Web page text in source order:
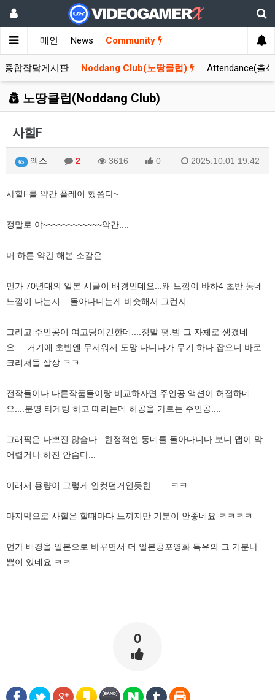
메인 News Community
종합잡담게시판 Noddang Club(노땅클럽) Attendance(출
노땅클럽(Noddang Club)
사힐F
65 엑스 2 3616 0 2025.10.01 19:42
사힐F를 약간 플레이 했씀다~
정말로 야~~~~~~~~~~~~악간....
머 하튼 약간 해본 소감은.........
먼가 70년대의 일본 시골이 배경인데요...왜 느낌이 바하4 초반 동네
느낌이 나는지....돌아다니는게 비슷해서 그런지....
그리고 주인공이 여고딩이긴한데....정말 평.범 그 자체로 생겼네
요.... 거기에 초반엔 무서워서 도망 다니다가 무기 하나 잡으니 바로
크리쳐들 살상 ㅋㅋ
전작들이나 다른작품들이랑 비교하자면 주인공 액션이 허접하네
요....분명 타게팅 하고 때리는데 허공을 가르는 주인공....
그래픽은 나쁘진 않슴다...한정적인 동네를 돌아다니다 보니 맵이 막
어렵거나 하진 안슴다...
이래서 용량이 그렇게 안컷던거인듯한........ㅋㅋ
마지막으로 사힐은 할때마다 느끼지만 기분이 안좋네요 ㅋㅋㅋㅋ
먼가 배경을 일본으로 바꾸면서 더 일본공포영화 특유의 그 기분나
쁨이 있네요 ㅋㅋ
0